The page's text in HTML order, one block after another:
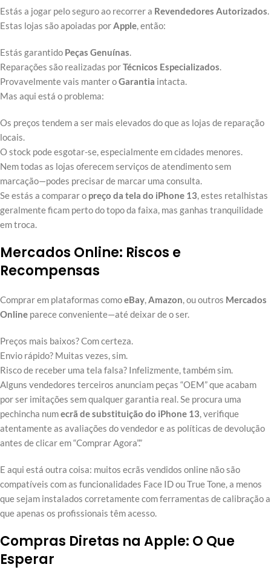
Estás a jogar pelo seguro ao recorrer a Revendedores Autorizados.
Estas lojas são apoiadas porApple, então:
Estás garantido Peças Genuínas.
Reparações são realizadas porTécnicos Especializados.
Provavelmente vais manter oGarantia intacta.
Mas aqui está o problema:
Os preços tendem a ser mais elevados do que as lojas de reparação
locais.
O stock pode esgotar-se, especialmente em cidades menores.
Nem todas as lojas oferecem serviços de atendimento sem
marcação—podes precisar de marcar uma consulta.
Se estás a comparar o preço da tela do iPhone 13, estes retalhistas
geralmente ficam perto do topo da faixa, mas ganhas tranquilidade
em troca.
Mercados Online: Riscos e
Recompensas
Comprar em plataformas comoeBay,Amazon, ou outros Mercados
Online parece conveniente—até deixar de o ser.
Preços mais baixos? Com certeza.
Envio rápido? Muitas vezes, sim.
Risco de receber uma tela falsa? Infelizmente, também sim.
Alguns vendedores terceiros anunciam peças “OEM” que acabam
por ser imitações sem qualquer garantia real. Se procura uma
pechincha numecrã de substituição do iPhone 13, verifique
atentamente as avaliações do vendedor e as políticas de devolução
antes de clicar em “Comprar Agora”.”
E aqui está outra coisa: muitos ecrãs vendidos online não são
compatíveis com as funcionalidades Face ID ou True Tone, a menos
que sejam instalados corretamente com ferramentas de calibração a
que apenas os profissionais têm acesso.
Compras Diretas na Apple: O Que
Esperar